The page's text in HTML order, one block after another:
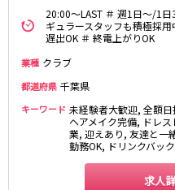
20:00～LAST ＃ 週1日～/1
ギュラースタッフも積極採
遅出OK ＃ 終電上がりOK
業種 クラブ
都道府県 千葉県
キーワード 未経験者大歓迎, 全額
ヘアメイク完備, ドレ
業, 迎えあり, 友達と一
勤務OK, ドリンクバッ
求人
大和駅
相模大野駅
本鵠沼駅
京成千葉線
千葉中央駅